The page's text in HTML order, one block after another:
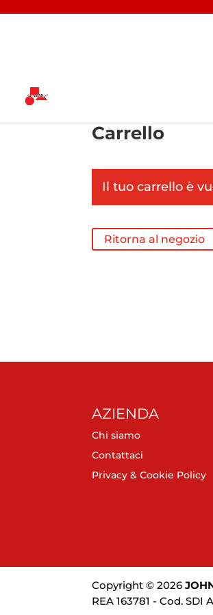
Carrello
Il tuo carrello è
Ritorna al negozio
AZIENDA
Chi siamo
Contattaci
Privacy & Cookie Policy
Copyright © 2026
REA 163781 - Cod. SDI